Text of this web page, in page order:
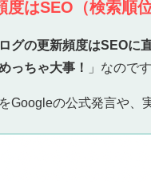
度はSEO（検索順
グの更新頻度はSEOに
っちゃ大事！
」なのです
Googleの公式発言や、